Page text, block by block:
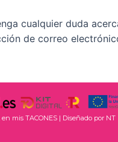
cualquier duda
de correo
mis TACONES | Diseñado por NT